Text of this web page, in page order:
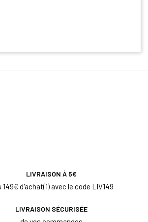
LIVRAISON À 5€
149€ d'achat(1) avec le code LIV149
LIVRAISON SÉCURISÉE